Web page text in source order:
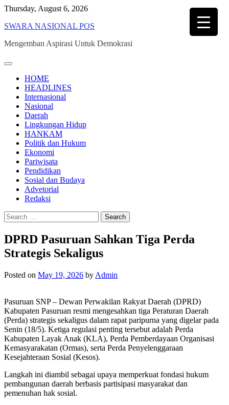
Skip
content
Thursday, August 6, 2026
SWARA NASIONAL POS
Mengemban Aspirasi Untuk Demokrasi
HOME
HEADLINES
Internasional
Nasional
Daerah
Lingkungan Hidup
HANKAM
Politik dan Hukum
Ekonomi
Pariwisata
Pendidikan
Sosial dan Budaya
Advetorial
Redaksi
Search
for:
DPRD Pasuruan Sahkan Tiga Perda
Strategis Sekaligus
Posted on May 19, 2026 by Admin
Pasuruan SNP – Dewan Perwakilan Rakyat Daerah (DPRD)
Kabupaten Pasuruan resmi mengesahkan tiga Peraturan Daerah
(Perda) strategis sekaligus dalam rapat paripurna yang digelar pada
Senin (18/5). Ketiga regulasi penting tersebut adalah Perda
Kabupaten Layak Anak (KLA), Perda Pemberdayaan Organisasi
Kemasyarakatan (Ormas), serta Perda Penyelenggaraan
Kesejahteraan Sosial (Kesos).
Langkah ini diambil sebagai upaya memperkuat fondasi hukum
pembangunan daerah berbasis partisipasi masyarakat dan
pemenuhan hak sosial.